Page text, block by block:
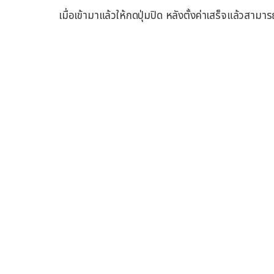
เมื่อเข้ามาแล้วให้กดปุ่มปิด หลังตั้งค่าเสร็จแล้วสามา